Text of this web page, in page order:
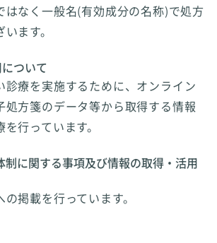
はなく一般名(有効成分の名称)で処方
ます。
ついて
診療を実施するために、オンライン
処方箋のデータ等から取得する情報
行っています。
制に関する事項及び情報の取得・活用
掲載を行っています。